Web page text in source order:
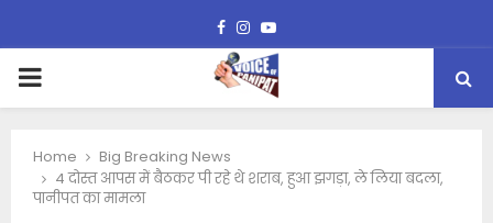
Facebook
Instagram
Youtube
PRIMARY
Home
Big Breaking News
4 दोस्त आपस में बैठकर पी रहे थे शराब, हुआ झगड़ा, ले लिया बदला,
पानीपत का मामला